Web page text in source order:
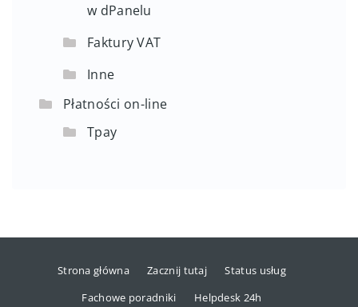
w dPanelu
Faktury VAT
Inne
Płatności on-line
Tpay
Strona główna Zacznij tutaj
Status usług
Fachowe poradniki
Helpdesk 24h